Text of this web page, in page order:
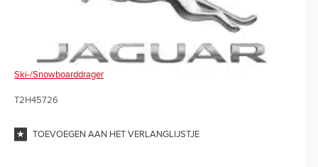
Ski-/snowboarddrager
T2H45726
TOEVOEGEN AAN HET VERLANGLIJSTJE